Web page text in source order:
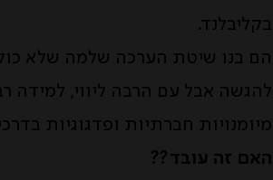
בקליבלנד.
הם בנו שיטת הערכה שלמה שלא
להגשה אבל עם הרבה ליווי, למידה
מיומנויות חברתיות ופדגוגיות
האם זה עובד??